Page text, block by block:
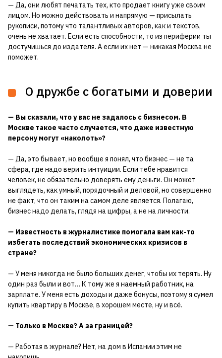
— Да, они любят печатать тех, кто продает книгу уже своим
лицом. Но можно действовать и напрямую — присылать
рукописи, потому что талантливых авторов, как и текстов,
очень не хватает. Если есть способности, то из периферии ты
достучишься до издателя. А если их нет — никакая Москва не
поможет.
О дружбе с богатыми и доверии
— Вы сказали, что у вас не задалось с бизнесом. В
Москве такое часто случается, что даже известную
персону могут «наколоть»?
— Да, это бывает, но вообще я понял, что бизнес — не та
сфера, где надо верить интуиции. Если тебе нравится
человек, не обязательно доверять ему деньги. Он может
выглядеть, как умный, порядочный и деловой, но совершенно
не факт, что он таким на самом деле является. Полагаю,
бизнес надо делать, глядя на цифры, а не на личности.
— Известность в журналистике помогала вам как-то
избегать последствий экономических кризисов в
стране?
— У меня никогда не было больших денег, чтобы их терять. Ну
один раз были и вот… К тому же я наемный работник, на
зарплате. У меня есть доходы и даже бонусы, поэтому я сумел
купить квартиру в Москве, в хорошем месте, ну и всё.
— Только в Москве? А за границей?
— Работая в журнале? Нет, на дом в Испании этим не